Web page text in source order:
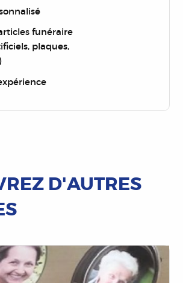
funéraire
plaques,
D'AUTRES